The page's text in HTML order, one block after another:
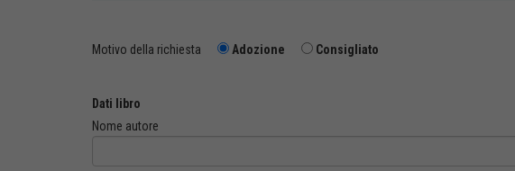
Motivo della richiesta Adozione Consigliato
Dati libro
Nome autore